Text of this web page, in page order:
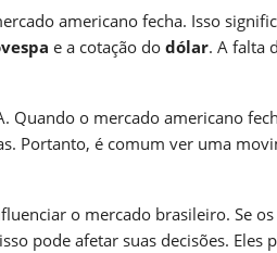
americano fecha. Isso
e a cotação do dólar. A falta
Quando o mercado americano
Portanto, é comum ver uma
o mercado brasileiro. Se os
pode afetar suas decisões. Eles